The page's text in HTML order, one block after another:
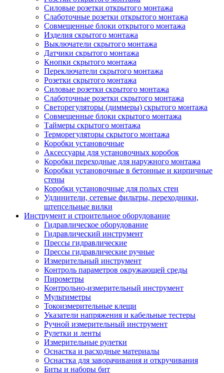
Силовые розетки открытого монтажа
Слаботочные розетки открытого монтажа
Совмещенные блоки открытого монтажа
Изделия скрытого монтажа
Выключатели скрытого монтажа
Датчики скрытого монтажа
Кнопки скрытого монтажа
Переключатели скрытого монтажа
Розетки скрытого монтажа
Силовые розетки скрытого монтажа
Слаботочные розетки скрытого монтажа
Светорегуляторы (диммеры) скрытого монтажа
Совмещенные блоки скрытого монтажа
Таймеры скрытого монтажа
Терморегуляторы скрытого монтажа
Коробки установочные
Аксессуары для установочных коробок
Коробки переходные для наружного монтажа
Коробки установочные в бетонные и кирпичные
стены
Коробки установочные для полых стен
Удлинители, сетевые фильтры, переходники,
штепсельные вилки
Инструмент и строительное оборудование
Гидравлическое оборудование
Гидравлический инструмент
Прессы гидравлические
Прессы гидравлические ручные
Измерительный инструмент
Контроль параметров окружающей среды
Пирометры
Контрольно-измерительный инструмент
Мультиметры
Токоизмерительные клещи
Указатели напряжения и кабельные тестеры
Ручной измерительный инструмент
Рулетки и ленты
Измерительные рулетки
Оснастка и расходные материалы
Оснастка для заворачивания и откручивания
Биты и наборы бит